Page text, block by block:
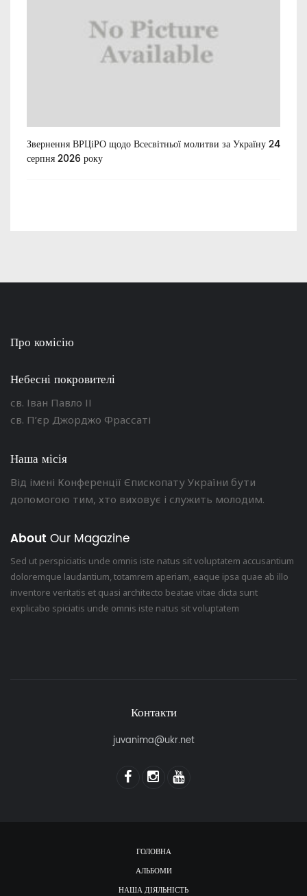
Звернення ВРЦіРО щодо Всесвітньої молитви за Україну 24
серпня 2026 року
Про комісію
Небесні покровителі
св. Іван Павло ІІ
св. П’єр Джорджо Фрассаті
Наша місія
Від імені Конференції Єпископату України бути
допомогою тим, хто виховує і служить молодим.
About Our Magazine
Sed ut perspiciatis unde omnis iste natus sit voluptatem accusantium
doloremque laudantium, totamrem aperiam, eaque ipsa quae ab illo
inventore veritatis et quasi architecto beatae vitae dicta sunt
explicabo spiciatis unde omnis iste natus sit voluptatem
Контакти
juvanima@ukr.net
ГОЛОВНА
АЛЬБОМИ
НАША ДІЯЛЬНІСТЬ